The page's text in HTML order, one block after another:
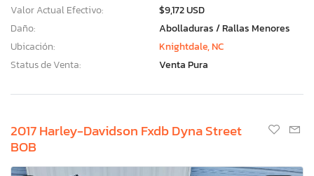
Valor Actual Efectivo:
$9,172 USD
Daño:
Abolladuras / Rallas Menores
Ubicación:
Knightdale, NC
Status de Venta:
Venta Pura
2017 Harley-Davidson Fxdb Dyna Street
BOB